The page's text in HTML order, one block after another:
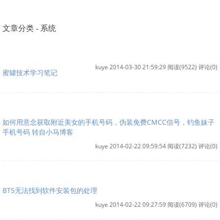
文章分类 - 系统
蜜罐技术学习笔记
kuye 2014-03-30 21:59:29 阅读(9522) 评论(0)
如何用意念获取附近美女的手机号码，伪装免费CMCC信号，钓鱼妹子
手机号码 转自小马博客
kuye 2014-02-22 09:59:54 阅读(7232) 评论(0)
BT5无法找到软件安装包的处理
kuye 2014-02-22 09:27:59 阅读(6709) 评论(0)